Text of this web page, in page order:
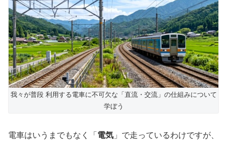
我々が普段 利用する電車に不可欠な「直流・交流」の仕組みについて
学ぼう
電車はいうまでもなく「 電気 」で走っているわけですが、